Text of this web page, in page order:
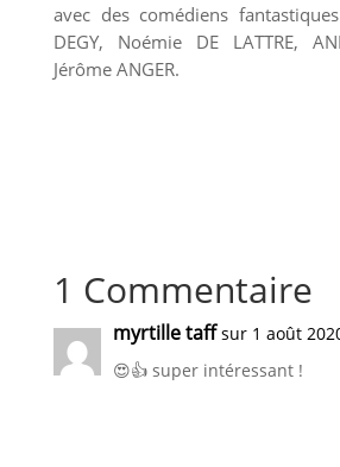
avec des comédiens
DEGY, Noémie DE LATTRE,
Jérôme ANGER.
1 Commentaire
myrtille taff sur 1 août
😍👍 super intéressant !